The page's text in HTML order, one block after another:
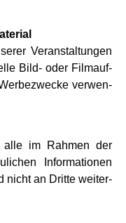
Ver­an­stal­tun­gen
Bild- oder Film­auf­
ver­wen­
alle im Rah­men der
Infor­ma­tio­nen
nicht an Dritte wei­ter­